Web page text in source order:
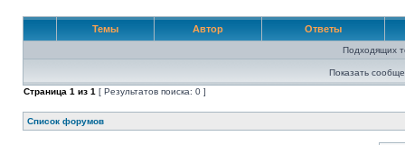
Темы Автор Ответы
Подходящих
Показать
Страница 1 из 1 [ Результатов поиска: 0 ]
Список форумов